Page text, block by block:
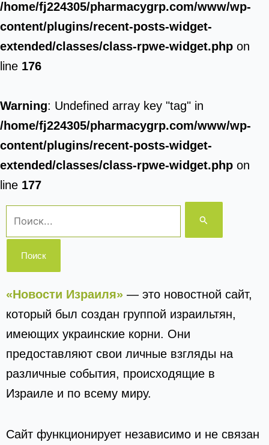
/home/fj224305/pharmacygrp.com/www/wp-
content/plugins/recent-posts-widget-
extended/classes/class-rpwe-widget.php on
line 176
Warning: Undefined array key "tag" in
/home/fj224305/pharmacygrp.com/www/wp-
content/plugins/recent-posts-widget-
extended/classes/class-rpwe-widget.php on
line 177
Поиск:
«Новости Израиля» — это новостной сайт,
который был создан группой израильтян,
имеющих украинские корни. Они
предоставляют свои личные взгляды на
различные события, происходящие в
Израиле и по всему миру.
Сайт функционирует независимо и не связан